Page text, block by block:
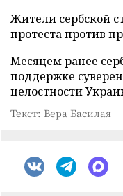
Жители сербской
протеста против
Месяцем ранее
поддержке
целостности
Текст: Вера Басилая